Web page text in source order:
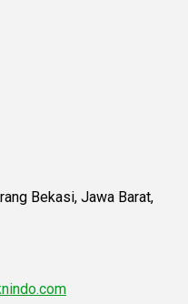
Bekasi, Jawa Barat,